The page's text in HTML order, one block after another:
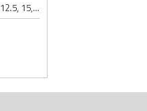
Broj šablona: 5; Dimenzije šablona: 7.5, 10, 12.5, 15, 17.5mm; Boja: crvena;